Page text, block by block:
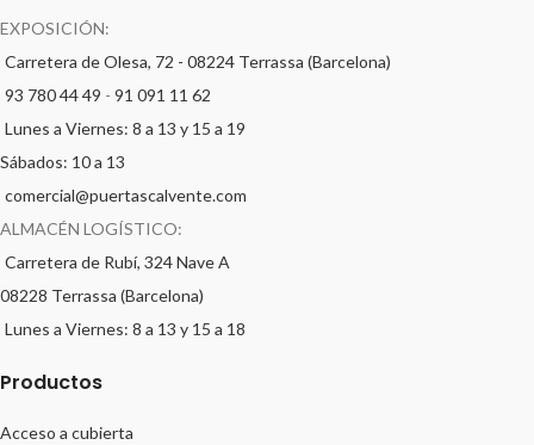
EXPOSICIÓN:
Carretera de Olesa, 72 - 08224 Terrassa (Barcelona)
93 780 44 49 - 91 091 11 62
Lunes a Viernes: 8 a 13 y 15 a 19
Sábados: 10 a 13
comercial@puertascalvente.com
ALMACÉN LOGÍSTICO:
Carretera de Rubí, 324 Nave A
08228 Terrassa (Barcelona)
Lunes a Viernes: 8 a 13 y 15 a 18
Productos
Acceso a cubierta